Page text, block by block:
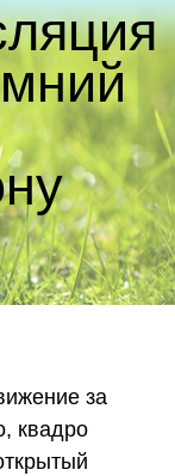
за
квадро